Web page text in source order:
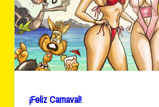
¡Feliz Carnaval!